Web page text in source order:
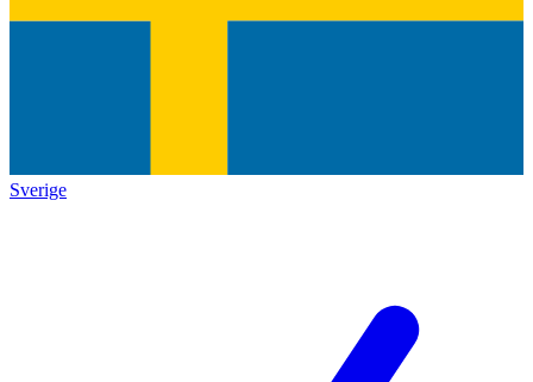
Sverige